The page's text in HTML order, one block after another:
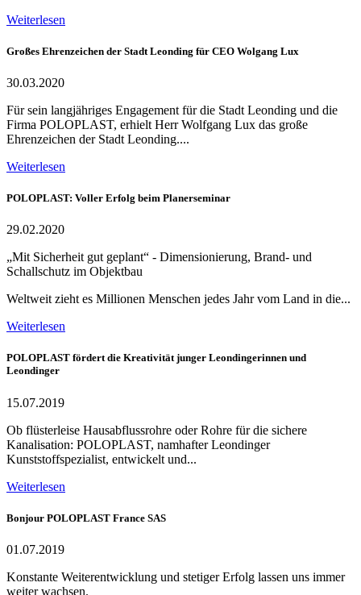
Weiterlesen
Großes Ehrenzeichen der Stadt Leonding für CEO Wolgang Lux
30.03.2020
Für sein langjähriges Engagement für die Stadt Leonding und die
Firma POLOPLAST, erhielt Herr Wolfgang Lux das große
Ehrenzeichen der Stadt Leonding....
Weiterlesen
POLOPLAST: Voller Erfolg beim Planerseminar
29.02.2020
„Mit Sicherheit gut geplant“ - Dimensionierung, Brand- und
Schallschutz im Objektbau
Weltweit zieht es Millionen Menschen jedes Jahr vom Land in die...
Weiterlesen
POLOPLAST fördert die Kreativität junger Leondingerinnen und
Leondinger
15.07.2019
Ob flüsterleise Hausabflussrohre oder Rohre für die sichere
Kanalisation: POLOPLAST, namhafter Leondinger
Kunststoffspezialist, entwickelt und...
Weiterlesen
Bonjour POLOPLAST France SAS
01.07.2019
Konstante Weiterentwicklung und stetiger Erfolg lassen uns immer
weiter wachsen.